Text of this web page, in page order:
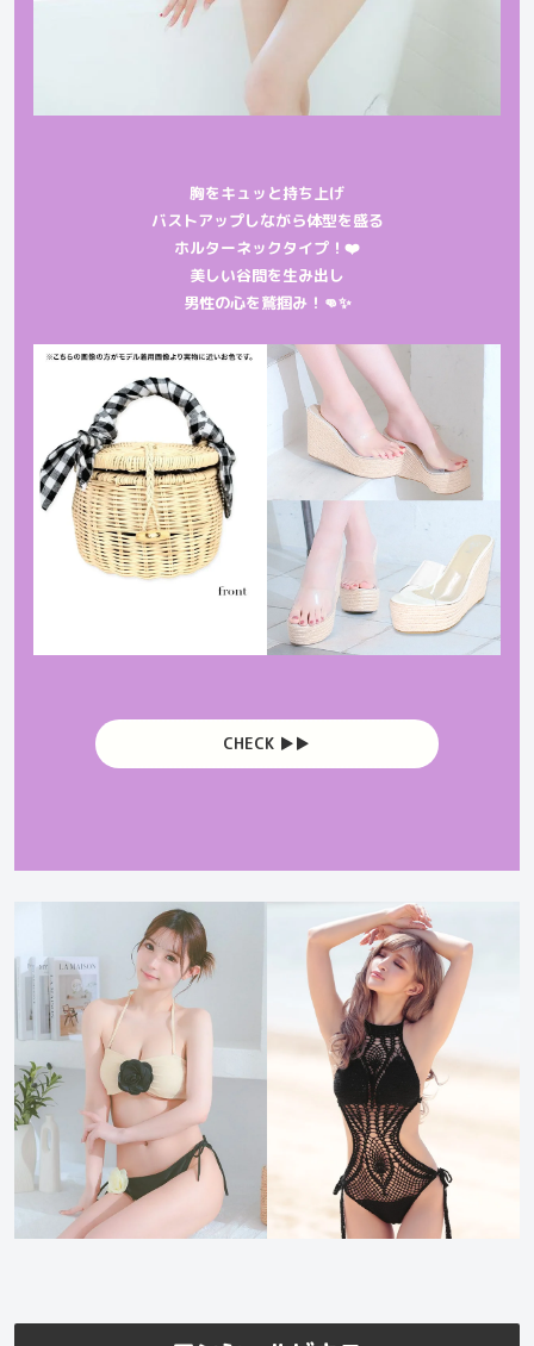
胸をキュッと持ち上げ
バストアップしながら体型を盛る
ホルターネックタイプ！❤️
美しい谷間を生み出し
男性の心を鷲掴み！👊✨
CHECK ▶︎▶︎